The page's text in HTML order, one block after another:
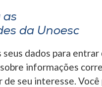
as
da Unoesc
seus dados para
informações
de seu interesse.